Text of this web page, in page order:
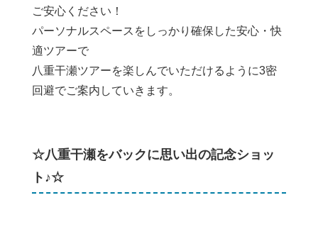
ご安心ください！
パーソナルスペースをしっかり確保した安心・快
適ツアーで
八重干瀬ツアーを楽しんでいただけるように3密
回避でご案内していきます。
☆八重干瀬をバックに思い出の記念ショッ
ト♪☆